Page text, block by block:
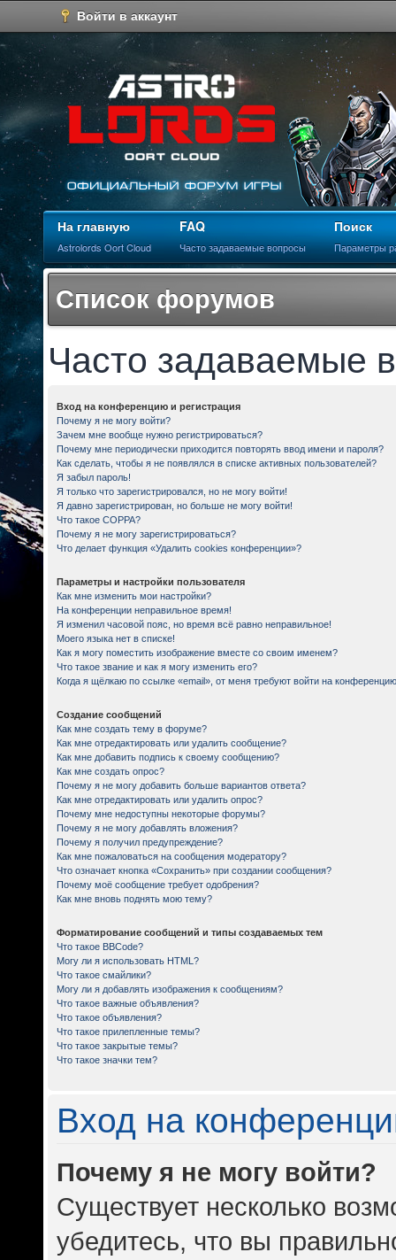
Войти в аккаунт
На главную
Astrolords Oort Cloud
FAQ
Часто задаваемые вопросы
Поиск
Параметры
Список форумов
Часто задаваемые
Вход на конференцию и регистрация
Почему я не могу войти?
Зачем мне вообще нужно регистрироваться?
Почему мне периодически приходится повторять ввод имени и пароля?
Как сделать, чтобы я не появлялся в списке активных пользователей?
Я забыл пароль!
Я только что зарегистрировался, но не могу войти!
Я давно зарегистрирован, но больше не могу войти!
Что такое COPPA?
Почему я не могу зарегистрироваться?
Что делает функция «Удалить cookies конференции»?
Параметры и настройки пользователя
Как мне изменить мои настройки?
На конференции неправильное время!
Я изменил часовой пояс, но время всё равно неправильное!
Моего языка нет в списке!
Как я могу поместить изображение вместе со своим именем?
Что такое звание и как я могу изменить его?
Когда я щёлкаю по ссылке «email», от меня требуют войти на
Создание сообщений
Как мне создать тему в форуме?
Как мне отредактировать или удалить сообщение?
Как мне добавить подпись к своему сообщению?
Как мне создать опрос?
Почему я не могу добавить больше вариантов ответа?
Как мне отредактировать или удалить опрос?
Почему мне недоступны некоторые форумы?
Почему я не могу добавлять вложения?
Почему я получил предупреждение?
Как мне пожаловаться на сообщения модератору?
Что означает кнопка «Сохранить» при создании сообщения?
Почему моё сообщение требует одобрения?
Как мне вновь поднять мою тему?
Форматирование сообщений и типы создаваемых тем
Что такое BBCode?
Могу ли я использовать HTML?
Что такое смайлики?
Могу ли я добавлять изображения к сообщениям?
Что такое важные объявления?
Что такое объявления?
Что такое прилепленные темы?
Что такое закрытые темы?
Что такое значки тем?
Вход на
Почему я не могу войти?
Существует несколько
убедитесь, что вы